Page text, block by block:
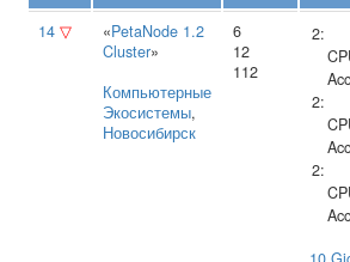
14 ▽ «PetaNode 1.2
Cluster»
Компьютерные
Экосистемы,
Новосибирск
6
12
112
2:
2:
2: